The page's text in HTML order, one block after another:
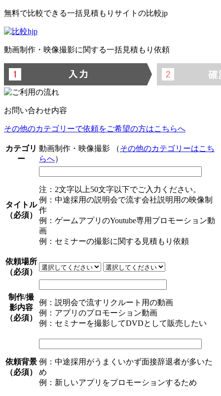
無料で比較できる一括見積もりサイトの比較jp
動画制作・映像撮影に関する一括見積もり依頼
お問い合わせ内容
その他のカテゴリーで依頼をご希望の方はこちらへ
カテゴリ
ー
動画制作・映像撮影 （その他のカテゴリーはこち
らへ）
タイトル
（必須）
注：2文字以上50文字以下でご入力ください。
例：中途採用の説明会で流す会社説明用の映像制
作
例：ゲームアプリのYoutube専用プロモーション動
画
例：セミナーの撮影に関する見積もり依頼
依頼場所
（必須）
制作/撮
影内容
（必須）
例：説明会で流すリクルート用の動画
例：アプリのプロモーション動画
例：セミナーを撮影してDVDとして販売したい
依頼背景
（必須）
例：中途採用がうまくいかず面接辞退者が多いた
め
例：新しいアプリをプロモーションするため